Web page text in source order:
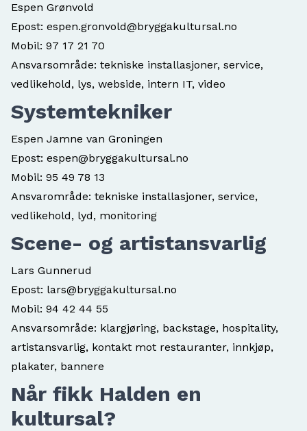
Espen Grønvold
Epost: espen.gronvold@bryggakultursal.no
Mobil: 97 17 21 70
Ansvarsområde: tekniske installasjoner, service,
vedlikehold, lys, webside, intern IT, video
Systemtekniker
Espen Jamne van Groningen
Epost: espen@bryggakultursal.no
Mobil: 95 49 78 13
Ansvarområde: tekniske installasjoner, service,
vedlikehold, lyd, monitoring
Scene- og artistansvarlig
Lars Gunnerud
Epost: lars@bryggakultursal.no
Mobil: 94 42 44 55
Ansvarsområde: klargjøring, backstage, hospitality,
artistansvarlig, kontakt mot restauranter, innkjøp,
plakater, bannere
Når fikk Halden en
kultursal?